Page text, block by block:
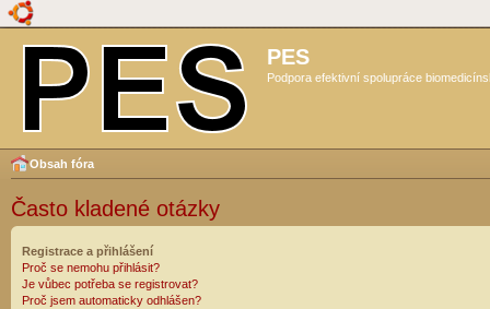
PES
Podpora efektivní spolupráce
Obsah fóra
Často kladené otázky
Registrace a přihlášení
Proč se nemohu přihlásit?
Je vůbec potřeba se registrovat?
Proč jsem automaticky odhlášen?